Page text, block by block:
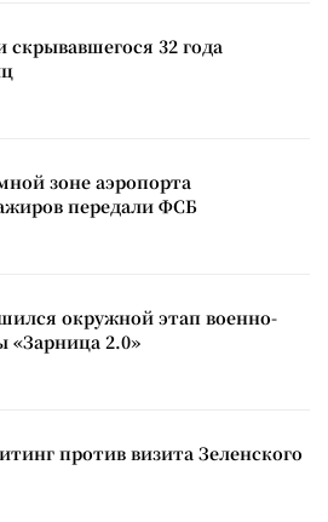
скрывавшегося 32 года
зоне аэропорта
передали ФСБ
окружной этап военно-
«Зарница 2.0»
против визита Зеленского